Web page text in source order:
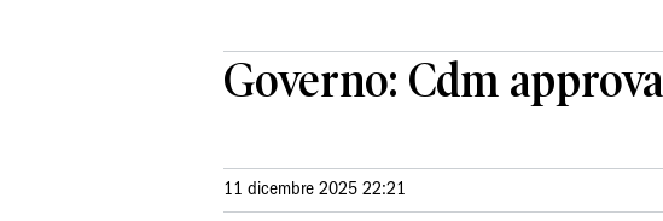
Governo: Cdm
11 dicembre 2025 22:21